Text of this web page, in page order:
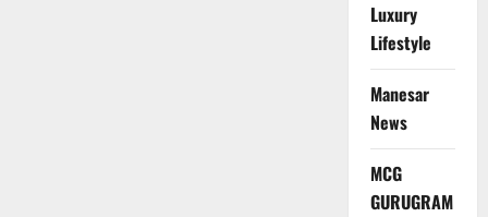
Luxury
Lifestyle
Manesar
News
MCG
GURUGRAM